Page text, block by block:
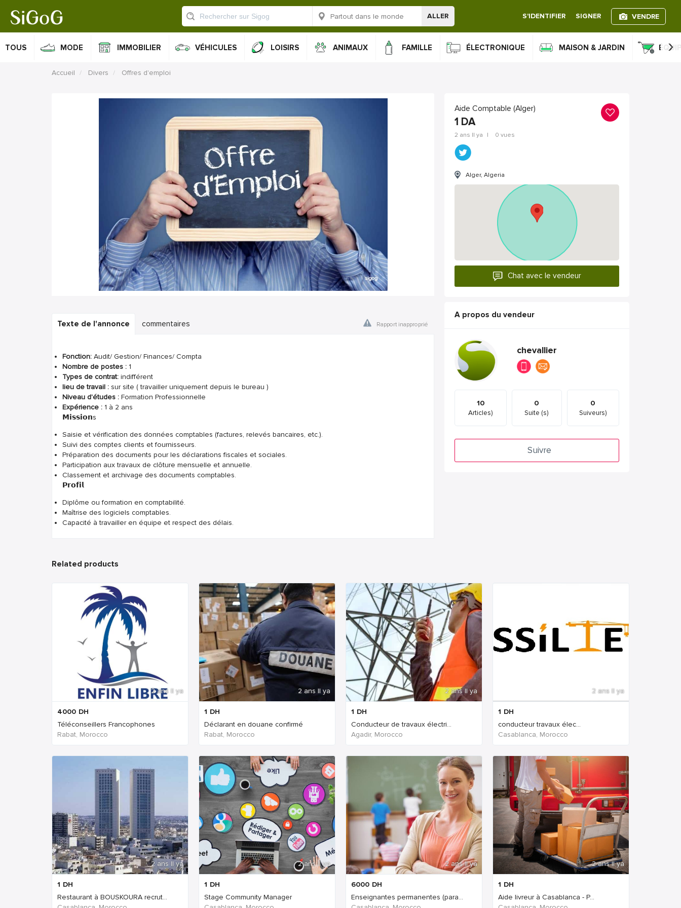
ALLER S'IDENTIFIER SIGNER VENDRE
TOUS MODE IMMOBILIER VÉHICULES LOISIRS ANIMAUX FAMILLE ÉLECTRONIQUE MAISON & JARDIN ›
Accueil Divers Offres d'emploi
Texte de l'annonce commentaires Rapport inapproprié
Fonction: Audit/ Gestion/ Finances/ Compta
Nombre de postes : 1
Types de contrat: indifférent
lieu de travail : sur site ( travailler uniquement depuis le bureau )
Niveau d'études : Formation Professionnelle
Expérience : 1 à 2 ans
𝗠𝗶𝘀𝘀𝗶𝗼𝗻s
Saisie et vérification des données comptables (factures, relevés bancaires, etc.).
Suivi des comptes clients et fournisseurs.
Préparation des documents pour les déclarations fiscales et sociales.
Participation aux travaux de clôture mensuelle et annuelle.
Classement et archivage des documents comptables.
𝗣𝗿𝗼𝗳𝗶𝗹
Diplôme ou formation en comptabilité.
Maîtrise des logiciels comptables.
Capacité à travailler en équipe et respect des délais.
Aide Comptable (Alger)
1 DA
2 ans Il ya | 0 vues
Alger, Algeria
Chat avec le vendeur
A propos du vendeur
chevallier
10
Articles)
0
Suite (s)
0
Suiveurs)
Suivre
Related products
2 ans Il ya
4000 DH
Téléconseillers Francophones
Rabat, Morocco
2 ans Il ya
1 DH
Déclarant en douane confirmé
Rabat, Morocco
2 ans Il ya
1 DH
Conducteur de travaux électri...
Agadir, Morocco
2 ans Il ya
1 DH
conducteur travaux élec...
Casablanca, Morocco
2 ans Il ya
1 DH
Restaurant à BOUSKOURA recrut...
2 ans Il ya
1 DH
Stage Community Manager
2 ans Il ya
6000 DH
Enseignantes permanentes (para...
2 ans Il ya
1 DH
Aide livreur à Casablanca - P...